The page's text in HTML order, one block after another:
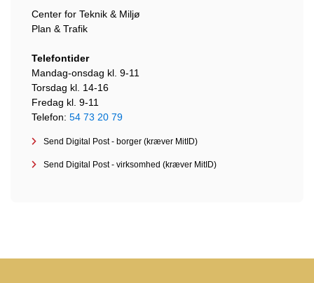
Center for Teknik & Miljø
Plan & Trafik
Telefontider
Mandag-onsdag kl. 9-11
Torsdag kl. 14-16
Fredag kl. 9-11
Telefon: 54 73 20 79
Send Digital Post - borger (kræver MitID)
Send Digital Post - virksomhed (kræver MitID)